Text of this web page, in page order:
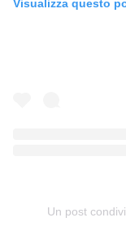
Visualizza questo
Un post